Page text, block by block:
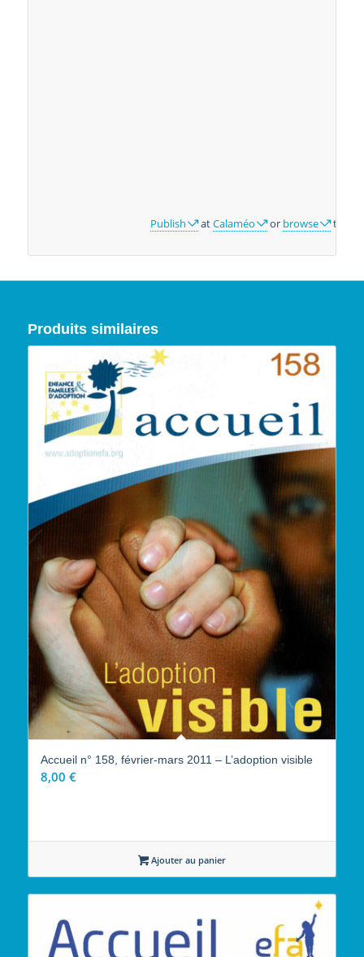
Publish atCalaméo or browse the
Produits similaires
Accueil n° 158, février-mars 2011 – L’adoption visible
8,00 €
Ajouter au panier